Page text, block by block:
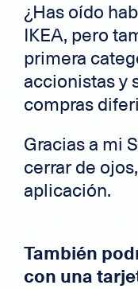
¿Has oído
IKEA, pero
primera
accionistas y
compras
Gracias a mi
cerrar de
aplicación.
También
con una